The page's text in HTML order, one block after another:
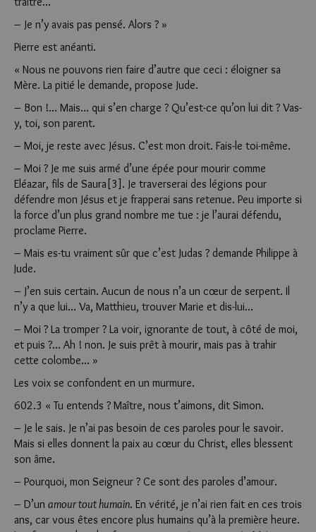
– Je n’y avais pas pensé. Alors ? »
Pierre est anéanti.
« Nous ne pouvons rien faire d’autre que ceci : éloigner sa
Mère. La pitié le demande, propose Jude.
– Bon !… Mais… qui s’en charge ? Qu’est-ce qu’on lui dit ? Vas-
y, toi, son parent.
– Moi, je reste avec Jésus. C’est mon droit. Fais-le toi-même.
– Moi ? Je me suis armé d’une épée pour mourir comme
Eléazar, fils de Saura[3]. Je traverserai des légions pour
défendre mon Jésus et je frapperai sans retenue. Peu importe si
la force d’un plus grand nombre me tue : je l’aurai défendu,
proclame Pierre.
– Mais es-tu vraiment sûr que c’est Judas ? demande Philippe à
Jude.
– J’en suis certain. Aucun de nous n’a un cœur de serpent. Il
n’y a que lui… Va, Matthieu, trouver Marie et dis-lui…
– Moi ? La tromper ? La voir, ignorante de tout, à côté de moi,
et puis ?… Ah ! non. Je suis prêt à mourir, mais pas à trahir
cette colombe… »
Les voix se confondent en un murmure.
602.3 « Tu entends ? Maître, nous t’aimons, dit Simon.
– Je le sais. Je n’ai pas besoin de ces paroles pour le savoir.
Mais si elles donnent la paix au cœur du Christ, elles blessent
son âme.
– Pourquoi, mon Seigneur ? Ce sont des paroles d’amour.
– D’un amour tout humain. En vérité, je n’ai rien fait en ces trois
ans, car vous êtes encore plus humains qu’à la première heure.